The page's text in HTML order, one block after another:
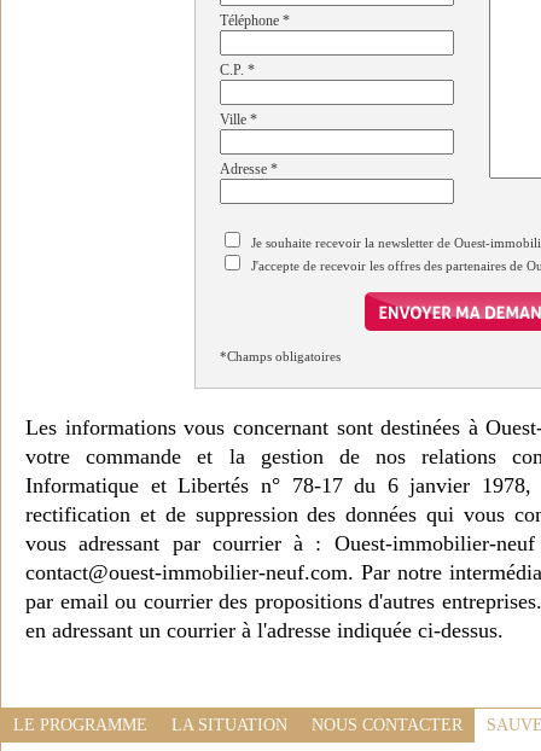
Téléphone *
C.P. *
Ville *
Adresse *
Je souhaite recevoir la newsletter de Ouest-
J'accepte de recevoir les offres des partenaires de
*Champs obligatoires
Les informations vous concernant sont destinées à
votre commande et la gestion de nos relations
Informatique et Libertés n° 78-17 du 6 janvier 1978,
rectification et de suppression des données qui vous
vous adressant par courrier à : Ouest-immobilier-
contact@ouest-immobilier-neuf.com. Par notre
par email ou courrier des propositions d'autres
en adressant un courrier à l'adresse indiquée ci-dessus.
LE PROGRAMME LA SITUATION NOUS CONTACTER